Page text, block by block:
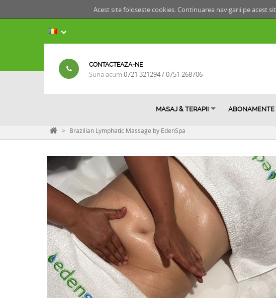
Acest site foloseste cookies. Continuarea navigarii pe acest
CONTACTEAZA-NE
Suna acum:0721 321294 / 0751 268706
MASAJ & TERAPII ABONAMENTE
> Brazilian Lymphatic Massage by EdenSpa